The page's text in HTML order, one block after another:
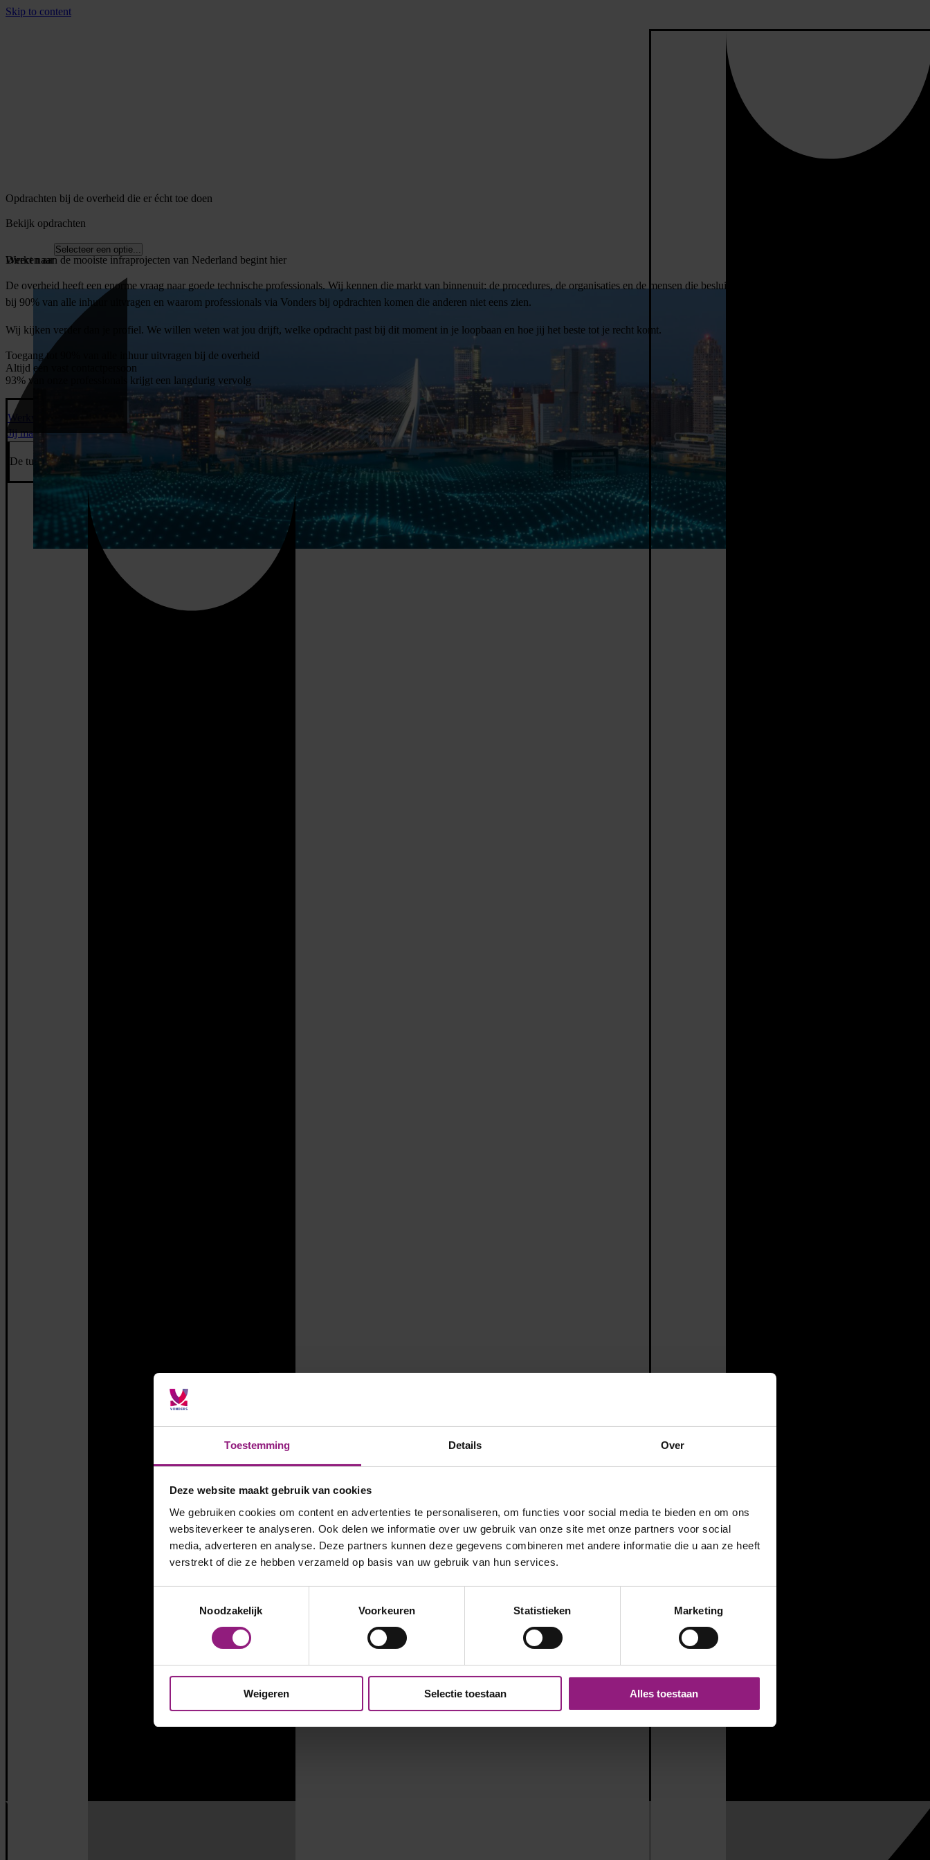
Toestemming Details Over
Deze website maakt gebruik van cookies
We gebruiken cookies om content en advertenties te personaliseren, om functies voor social media te bieden en om ons
websiteverkeer te analyseren. Ook delen we informatie over uw gebruik van onze site met onze partners voor social
media, adverteren en analyse. Deze partners kunnen deze gegevens combineren met andere informatie die u aan ze heeft
verstrekt of die ze hebben verzameld op basis van uw gebruik van hun services.
Noodzakelijk
Voorkeuren Statistieken Marketing
Weigeren Selectie toestaan Alles toestaan
Skip to content
Opdrachten bij de overheid die er écht toe doen
Bekijk opdrachten
Direct naar
Selecteer een optie...
Werken aan de mooiste infraprojecten van Nederland begint hier
De overheid heeft een enorme vraag naar goede technische professionals. Wij kennen die markt van binnenuit: de procedures, de organisaties en de mensen die besluiten nemen. Dat is waarom wij betrokken zijn
bij 90% van alle inhuur uitvragen en waarom professionals via Vonders bij opdrachten komen die anderen niet eens zien.
Wij kijken verder dan je profiel. We willen weten wat jou drijft, welke opdracht past bij dit moment in je loopbaan en hoe jij het beste tot je recht komt.
Toegang tot 90% van alle inhuur uitvragen bij de overheid
Altijd een vast contactpersoon
93% van onze professionals krijgt een langdurig vervolg
Werkvoorbereider
Jij maakt het mogelijk.
De tunnel onder de stad, de brug over het water, de weg die er nog niet is. Jij zorgt dat het werk klopt voordat er ook maar één machine start.